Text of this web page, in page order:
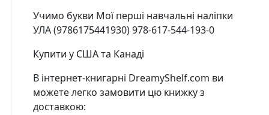
Учимо букви Мої перші навчальні наліпки
УЛА (9786175441930) 978-617-544-193-0
Купити у США та Канаді
В інтернет-книгарні DreamyShelf.com ви
можете легко замовити цю книжку з
доставкою: